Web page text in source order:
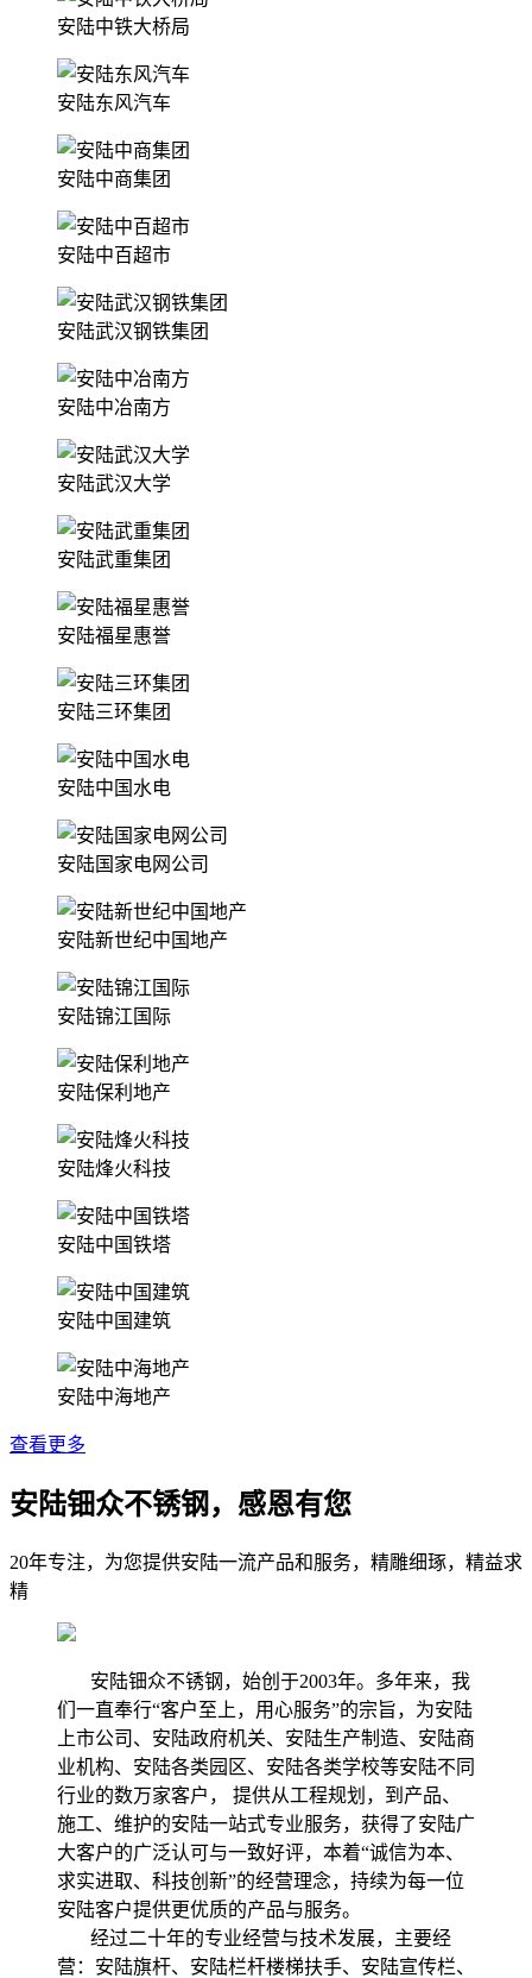
安陆中铁大桥局
安陆东风汽车
安陆中商集团
安陆中百超市
安陆武汉钢铁集团
安陆中冶南方
安陆武汉大学
安陆武重集团
安陆福星惠誉
安陆三环集团
安陆中国水电
安陆国家电网公司
安陆新世纪中国地产
安陆锦江国际
安陆保利地产
安陆烽火科技
安陆中国铁塔
安陆中国建筑
安陆中海地产
查看更多
安陆钿众不锈钢，感恩有您
20年专注，为您提供安陆一流产品和服务，精雕细琢，精益求
精
安陆钿众不锈钢，始创于2003年。多年来，我
们一直奉行“客户至上，用心服务”的宗旨，为安陆
上市公司、安陆政府机关、安陆生产制造、安陆商
业机构、安陆各类园区、安陆各类学校等安陆不同
行业的数万家客户， 提供从工程规划，到产品、
施工、维护的安陆一站式专业服务，获得了安陆广
大客户的广泛认可与一致好评，本着“诚信为本、
求实进取、科技创新”的经营理念，持续为每一位
安陆客户提供更优质的产品与服务。
经过二十年的专业经营与技术发展，主要经
营：安陆旗杆、安陆栏杆楼梯扶手、安陆宣传栏、